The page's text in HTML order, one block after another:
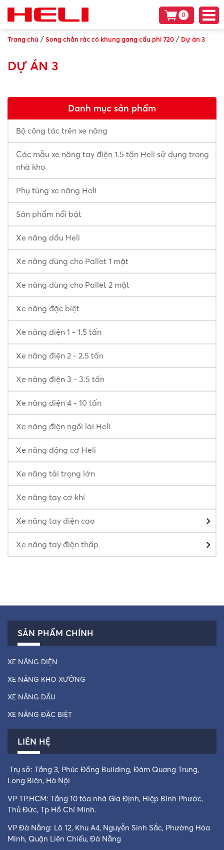
0
Trang chủ /Song chắn rác có khung gang cầu phi 720 / Dự án 3
DỰ ÁN 3
Danh mục sản phẩm
Bộ công tác trên xe nâng
Các mẫu xe nâng tay điện 1.5 tấn Heli sử dụng trong
nhà kho
Phụ tùng xe nâng Heli
Sản phẩm nổi bật
Xe nâng dầu Heli
Xe nâng dùng cho Pallet 1 mặt
Xe nâng dùng cho Pallet 2 mặt
Xe nâng đặc biệt
Xe nâng điện 1 - 1.5 tấn
Xe nâng điện 2 - 2.5 tấn
Xe nâng điện 3 - 3.5 tấn
Xe nâng điện 4 - 10 tấn
Xe nâng điện ngồi lái Heli
Xe nâng động cơ Heli
Xe nâng tải trọng lớn
Xe nâng tay cơ khí
Xe nâng tay điện cao
Xe nâng tay điện thấp
SẢN PHẨM CHÍNH
XE NÂNG ĐIỆN
XE NÂNG KHO XƯỞNG
XE NÂNG DẦU
XE NÂNG ĐẶC BIỆT
LIÊN HỆ
Trụ sở: Tầng 3, Phúc Đồng Building, Đàm Quang Trung,
Long Biên, Hà Nội
VP TP.HCM: Tầng 10 tòa nhà Gia Định, Hiệp Bình Phước,
Thủ Đức, Tp Hồ Chí Minh.
VP Đà Nẵng: Lô 12, Khu A4, Nguyễn Sinh Sắc, Phường Hòa
Minh, Quận Liên Chiểu, Đà Nẵng